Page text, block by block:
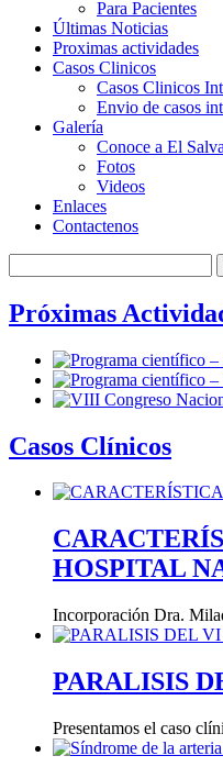
Para Pacientes
Últimas Noticias
Proximas actividades
Casos Clinicos
Casos Clinicos
Envio de casos
Galería
Conoce a El
Fotos
Videos
Enlaces
Contactenos
Próximas
Casos Clínicos
HOSPITAL
Incorporación Dra.
PARALISIS
Presentamos el caso